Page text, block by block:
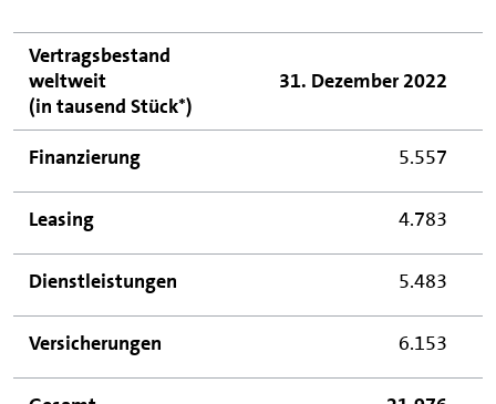
Vertragsbestand
weltweit
(in tausend Stück*)
31. Dezember 2022
Finanzierung 5.557
Leasing 4.783
Dienstleistungen 5.483
Versicherungen 6.153